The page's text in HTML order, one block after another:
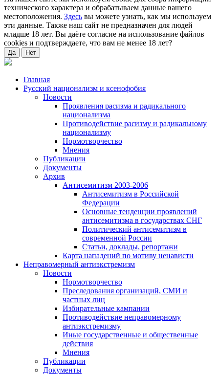
технического характера и обрабатываем данные вашего
местоположения. Здесь вы можете узнать, как мы используем
эти данные. Также наш сайт не предназначен для людей
младше 18 лет. Вы даёте согласие на использование файлов
cookies и подтверждаете, что вам не менее 18 лет?
Да Нет
Главная
Русский национализм и ксенофобия
Новости
Проявления расизма и радикального
национализма
Противодействие расизму и радикальному
национализму
Нормотворчество
Мнения
Публикации
Документы
Архив
Антисемитизм 2003-2006
Антисемитизм в Российской
Федерации
Основные тенденции проявлений
антисемитизма в государствах СНГ
Политический антисемитизм в
современной России
Статьи, доклады, репортажи
Карта нападений по мотиву ненависти
Неправомерный антиэкстремизм
Новости
Нормотворчество
Преследования организаций, СМИ и
частных лиц
Избирательные кампании
Противодействие неправомерному
антиэкстремизму
Иные государственные и общественные
действия
Мнения
Публикации
Документы